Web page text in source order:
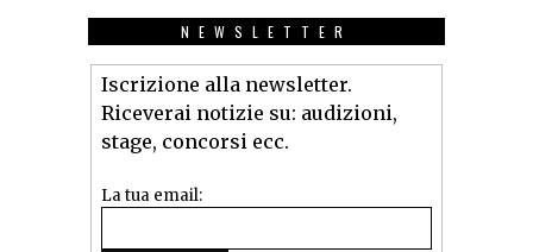
NEWSLETTER
Iscrizione alla newsletter.
Riceverai notizie su: audizioni,
stage, concorsi ecc.
La tua email: